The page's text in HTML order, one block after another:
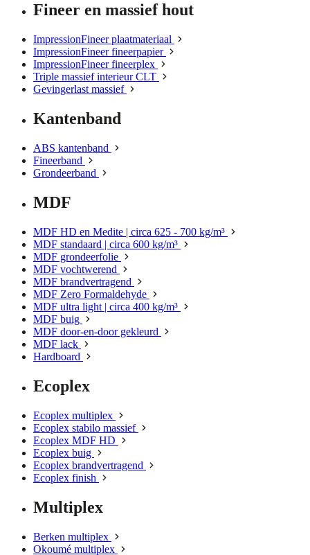
Fineer en massief hout
ImpressionFineer plaatmateriaal
ImpressionFineer fineerpapier
ImpressionFineer fineerplex
Triple massief interieur CLT
Gevingerlast massief
Kantenband
ABS kantenband
Fineerband
Grondeerband
MDF
MDF HD en Medite | circa 625 - 700 kg/m³
MDF standaard | circa 600 kg/m³
MDF grondeerfolie
MDF vochtwerend
MDF brandvertragend
MDF Zero Formaldehyde
MDF ultra light | circa 400 kg/m³
MDF buig
MDF door-en-door gekleurd
MDF lack
Hardboard
Ecoplex
Ecoplex multiplex
Ecoplex stabilo massief
Ecoplex MDF HD
Ecoplex buig
Ecoplex brandvertragend
Ecoplex finish
Multiplex
Berken multiplex
Okoumé multiplex